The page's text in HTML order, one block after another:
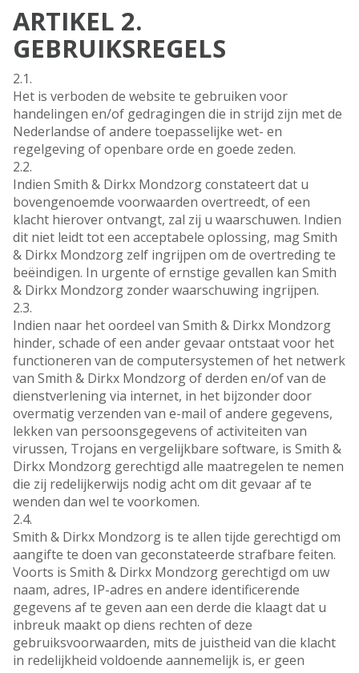
ARTIKEL 2.
GEBRUIKSREGELS
2.1.
Het is verboden de website te gebruiken voor
handelingen en/of gedragingen die in strijd zijn met de
Nederlandse of andere toepasselijke wet- en
regelgeving of openbare orde en goede zeden.
2.2.
Indien Smith & Dirkx Mondzorg constateert dat u
bovengenoemde voorwaarden overtreedt, of een
klacht hierover ontvangt, zal zij u waarschuwen. Indien
dit niet leidt tot een acceptabele oplossing, mag Smith
& Dirkx Mondzorg zelf ingrijpen om de overtreding te
beëindigen. In urgente of ernstige gevallen kan Smith
& Dirkx Mondzorg zonder waarschuwing ingrijpen.
2.3.
Indien naar het oordeel van Smith & Dirkx Mondzorg
hinder, schade of een ander gevaar ontstaat voor het
functioneren van de computersystemen of het netwerk
van Smith & Dirkx Mondzorg of derden en/of van de
dienstverlening via internet, in het bijzonder door
overmatig verzenden van e-mail of andere gegevens,
lekken van persoonsgegevens of activiteiten van
virussen, Trojans en vergelijkbare software, is Smith &
Dirkx Mondzorg gerechtigd alle maatregelen te nemen
die zij redelijkerwijs nodig acht om dit gevaar af te
wenden dan wel te voorkomen.
2.4.
Smith & Dirkx Mondzorg is te allen tijde gerechtigd om
aangifte te doen van geconstateerde strafbare feiten.
Voorts is Smith & Dirkx Mondzorg gerechtigd om uw
naam, adres, IP-adres en andere identificerende
gegevens af te geven aan een derde die klaagt dat u
inbreuk maakt op diens rechten of deze
gebruiksvoorwaarden, mits de juistheid van die klacht
in redelijkheid voldoende aannemelijk is, er geen